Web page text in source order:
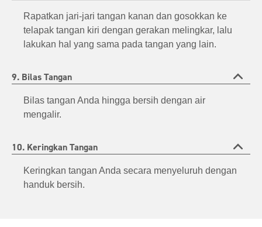
Rapatkan jari-jari tangan kanan dan gosokkan ke
telapak tangan kiri dengan gerakan melingkar, lalu
lakukan hal yang sama pada tangan yang lain.
9. Bilas Tangan
Bilas tangan Anda hingga bersih dengan air
mengalir.
10. Keringkan Tangan
Keringkan tangan Anda secara menyeluruh dengan
handuk bersih.